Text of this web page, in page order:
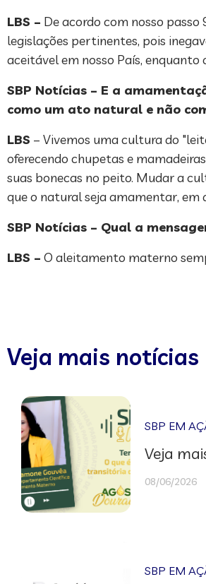
LBS – De acordo com nosso
legislações pertinentes, pois
aceitável em nosso País,
SBP Notícias – E a
como um ato natural e não
LBS – Vivemos uma cultura do
oferecendo chupetas e
suas bonecas no peito. Mudar a
que o natural seja amamentar,
SBP Notícias – Qual a
LBS – O aleitamento materno
Veja mais notícias
SBP EM
Veja
08/06/2026
SBP EM